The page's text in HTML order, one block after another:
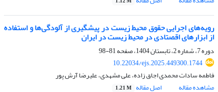
رویه‌های اجرایی حقوق محیط زیست در پیشگیری از آلودگی‌ها و استفاده
از ابزارهای اقصتادی در محیط زیست در ایران
دوره 7، شماره 2، تابستان 1404، صفحه
81-98
10.22034/ejs.2025.449300.1744
فاطمه سادات محمدی اجاق زاده، علی مشهدی، علیرضا آرش پور
مشاهده مقاله
اصل مقاله 1.21 M